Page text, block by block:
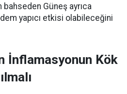
Güneş ayrıca
yapıcı etkisi olabileceğini
İnflamasyonun Kök